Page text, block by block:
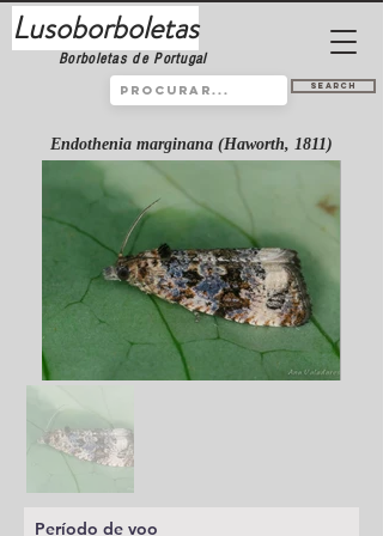
Lusoborboletas
Borboletas de Portugal
Search
Endothenia marginana (Haworth, 1811)
Período de voo